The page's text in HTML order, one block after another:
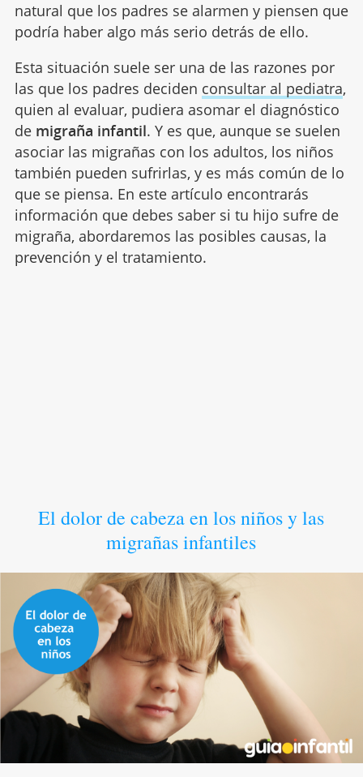
natural que los padres se alarmen y piensen que
podría haber algo más serio detrás de ello.
Esta situación suele ser una de las razones por
las que los padres deciden consultar al pediatra,
quien al evaluar, pudiera asomar el diagnóstico
de migraña infantil. Y es que, aunque se suelen
asociar las migrañas con los adultos, los niños
también pueden sufrirlas, y es más común de lo
que se piensa. En este artículo encontrarás
información que debes saber si tu hijo sufre de
migraña, abordaremos las posibles causas, la
prevención y el tratamiento.
El dolor de cabeza en los niños y las
migrañas infantiles